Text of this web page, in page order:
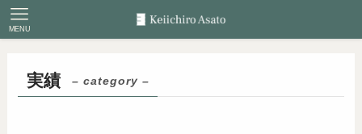
MENU
実績 – category –